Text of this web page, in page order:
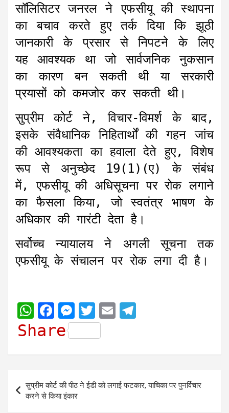
सॉलिसिटर जनरल ने एफसीयू की स्थापना
का बचाव करते हुए तर्क दिया कि झूठी
जानकारी के प्रसार से निपटने के लिए
यह आवश्यक था जो सार्वजनिक नुकसान
का कारण बन सकती थी या सरकारी
प्रयासों को कमजोर कर सकती थी।
सुप्रीम कोर्ट ने, विचार-विमर्श के बाद,
इसके संवैधानिक निहितार्थों की गहन जांच
की आवश्यकता का हवाला देते हुए, विशेष
रूप से अनुच्छेद 19(1)(ए) के संबंध
में, एफसीयू की अधिसूचना पर रोक लगाने
का फैसला किया, जो स्वतंत्र भाषण के
अधिकार की गारंटी देता है।
सर्वोच्च न्यायालय ने अगली सूचना तक
एफसीयू के संचालन पर रोक लगा दी है।
W
h
t
s
A
p
F
a
e
b
o
o
M
e
s
s
e
n
g
T
w
i
t
t
e
r
E
i
l
e
r
a
Share
navigation
सुप्रीम कोर्ट की पीठ ने ईडी को लगाई फटकार, याचिका पर पुनर्विचार
करने से किया इंकार